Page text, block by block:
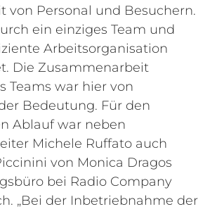
von Personal und Besuchern.
ein einziges Team und
Arbeitsorganisation
Die Zusammenarbeit
Teams war hier von
Bedeutung. Für den
Ablauf war neben
Michele Ruffato auch
von Monica Dragos
bei Radio Company
„Bei der Inbetriebnahme der